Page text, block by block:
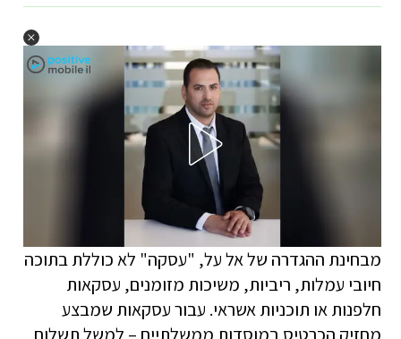
מבחינת ההגדרה של אל על, "עסקה" לא כוללת בתוכה
חיובי עמלות, ריביות, משיכות מזומנים, עסקאות
חלפנות או תוכניות אשראי. עבור עסקאות שמבצע